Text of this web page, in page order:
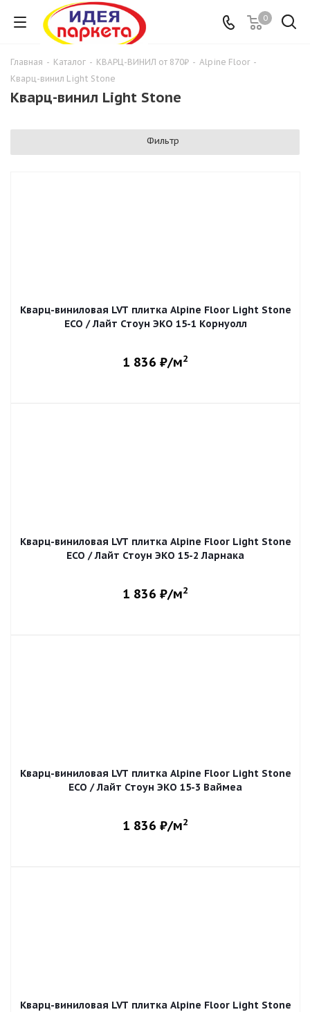
0
Главная - Каталог - КВАРЦ-ВИНИЛ от 870₽ - Alpine Floor -
Кварц-винил Light Stone
Кварц-винил Light Stone
Фильтр
Кварц-виниловая LVT плитка Alpine Floor Light Stone
ECO / Лайт Стоун ЭКО 15-1 Корнуолл
1 836 ₽/м2
Кварц-виниловая LVT плитка Alpine Floor Light Stone
ECO / Лайт Стоун ЭКО 15-2 Ларнака
1 836 ₽/м2
Кварц-виниловая LVT плитка Alpine Floor Light Stone
ECO / Лайт Стоун ЭКО 15-3 Ваймеа
1 836 ₽/м2
Кварц-виниловая LVT плитка Alpine Floor Light Stone